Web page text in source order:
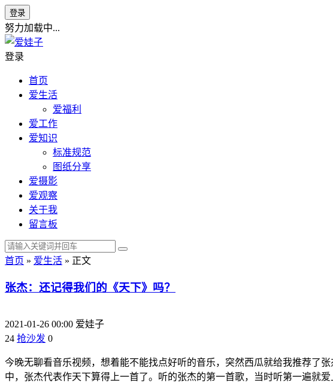
登录
努力加载中...
登录
首页
爱生活
爱福利
爱工作
爱知识
标准规范
图纸分享
爱摄影
爱观察
关于我
留言板
首页 » 爱生活 » 正文
张杰：还记得我们的《天下》吗？
2021-01-26 00:00 爱娃子
24 抢沙发 0
今晚无聊看音乐视频，想着能不能找点好听的音乐，突然西瓜就给我推荐了
中，张杰代表作天下算得上一首了。听的张杰的第一首歌，当时听第一遍就